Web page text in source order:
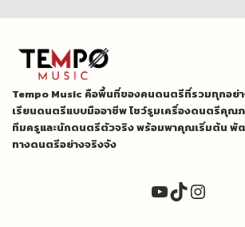
Tempo Music คือพื้นที่ของคนดนตรีที่รวมทุกอย่า
เรียนดนตรีแบบมืออาชีพ โชว์รูมเครื่องดนตรีคุณภ
ทีมครูและนักดนตรีตัวจริง พร้อมพาคุณเริ่มต้น พัฒ
ทางดนตรีอย่างจริงจัง
YouTube
TikTok